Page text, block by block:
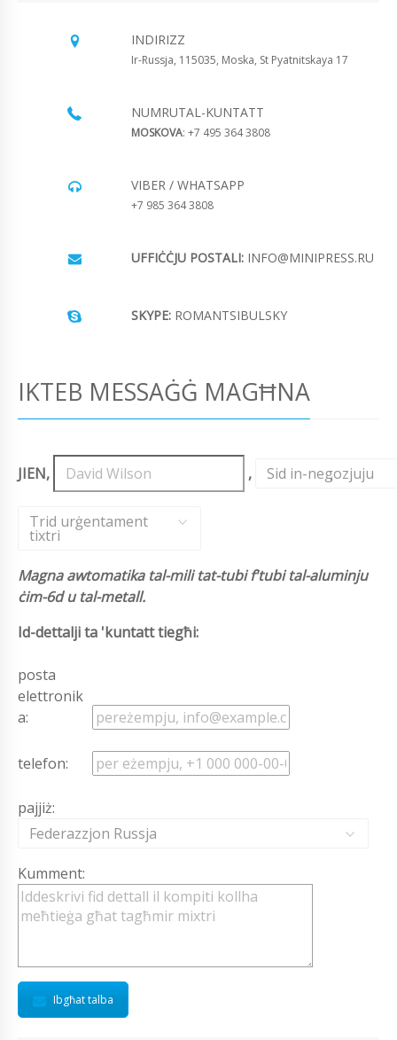
INDIRIZZ
Ir-Russja, 115035, Moska, St Pyatnitskaya 17
NUMRUTAL-KUNTATT
MOSKOVA: +7 495 364 3808
VIBER / WHATSAPP
+7 985 364 3808
UFFIĊĊJU POSTALI: INFO@MINIPRESS.RU
SKYPE: ROMANTSIBULSKY
IKTEB MESSAĠĠ MAGĦNA
JIEN, , Sid in-negozjuju
,
Trid urġentament
tixtri
Magna awtomatika tal-mili tat-tubi f'tubi tal-aluminju
ċim-6d u tal-metall.
Id-dettalji ta 'kuntatt tiegħi:
posta
elettronik
a:
telefon:
pajjiż:
Federazzjon Russja
Kumment:
Ibgħat talba